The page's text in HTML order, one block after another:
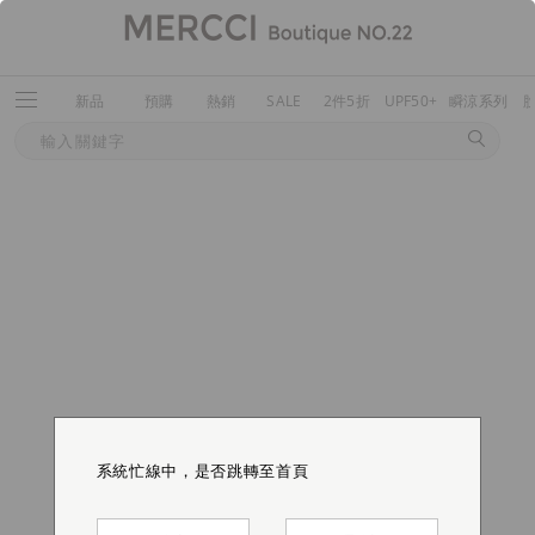
新品 預購 熱銷 SALE 2件5折 UPF50+ 瞬涼系列
系統忙線中，是否跳轉至首頁
系統忙線中，是否跳轉至首頁
系統忙線中，是否跳轉至首頁
系統忙線中，是否跳轉至首頁
系統忙線中，是否跳轉至首頁